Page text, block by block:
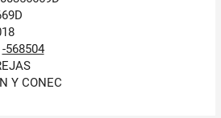
-568504
Y CONEC